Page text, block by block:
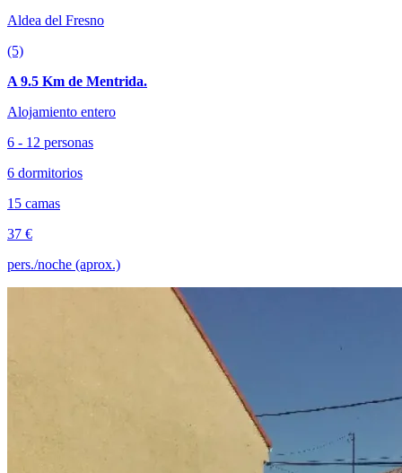
Aldea del Fresno
(5)
A 9.5 Km de Mentrida.
Alojamiento entero
6 - 12 personas
6 dormitorios
15 camas
37 €
pers./noche (aprox.)